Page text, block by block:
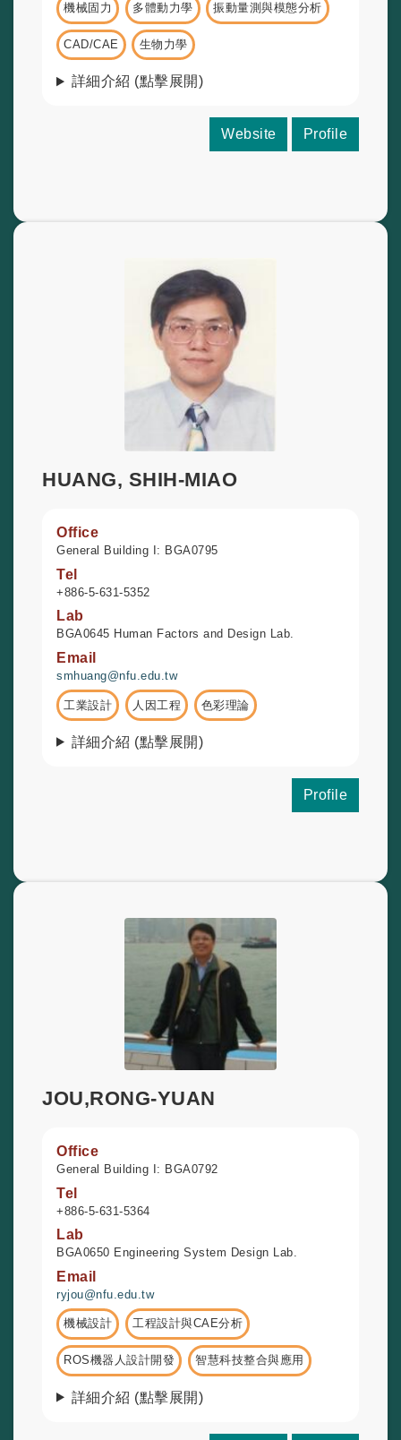
機械固力 多體動力學 振動量測與模態分析
CAD/CAE 生物力學
詳細介紹 (點擊展開)
Website Profile
HUANG, SHIH-MIAO
Office
General Building I: BGA0795
Tel
+886-5-631-5352
Lab
BGA0645 Human Factors and Design Lab.
Email
smhuang@nfu.edu.tw
工業設計 人因工程 色彩理論
詳細介紹 (點擊展開)
Profile
JOU,RONG-YUAN
Office
General Building I: BGA0792
Tel
+886-5-631-5364
Lab
BGA0650 Engineering System Design Lab.
Email
ryjou@nfu.edu.tw
機械設計 工程設計與CAE分析
ROS機器人設計開發 智慧科技整合與應用
詳細介紹 (點擊展開)